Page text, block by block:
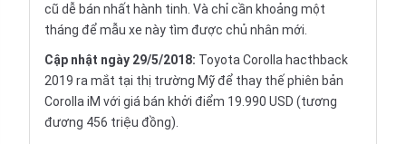
cũ dễ bán nhất hành tinh. Và chỉ cần khoảng một
tháng để mẫu xe này tìm được chủ nhân mới.
Cập nhật ngày 29/5/2018: Toyota Corolla hacthback
2019 ra mắt tại thị trường Mỹ để thay thế phiên bản
Corolla iM với giá bán khởi điểm 19.990 USD (tương
đương 456 triệu đồng).